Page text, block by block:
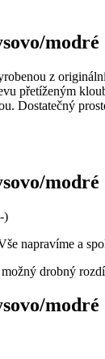
modré
z
přetíženým
Dostatečný
modré
)
napravíme a
drobný
modré